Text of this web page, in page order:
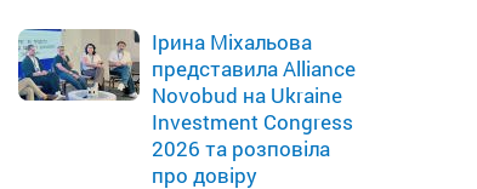
Ірина Міхальова
представила Alliance
Novobud на Ukraine
Investment Congress
2026 та розповіла
про довіру